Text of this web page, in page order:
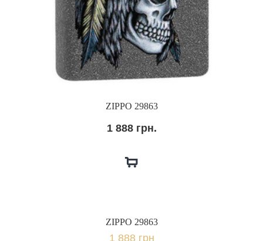
ZIPPO 29863
1 888 грн.
ZIPPO 29863
1 888 грн